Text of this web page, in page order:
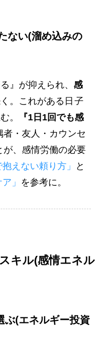
ない(溜め込みの
』が抑えられ、 感
。これがある日 子
。
『1日1回でも感
者・友人・カウンセ
が、感情労働の必要
えない頼り方」
と
」 を参考に。
キル(感情エネル
ぶ(エネルギー投資